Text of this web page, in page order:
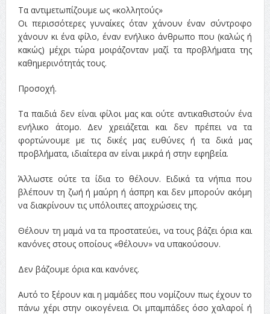
Τα αντιμετωπίζουμε ως «κολλητούς»
Οι περισσότερες γυναίκες όταν χάνουν έναν σύντροφο
χάνουν κι ένα φίλο, έναν ενήλικο άνθρωπο που (καλώς ή
κακώς) μέχρι τώρα μοιράζονταν μαζί τα προβλήματα της
καθημερινότητάς τους.
Προσοχή.
Τα παιδιά δεν είναι φίλοι μας και ούτε αντικαθιστούν ένα
ενήλικο άτομο. Δεν χρειάζεται και δεν πρέπει να τα
φορτώνουμε με τις δικές μας ευθύνες ή τα δικά μας
προβλήματα, ιδιαίτερα αν είναι μικρά ή στην εφηβεία.
Άλλωστε ούτε τα ίδια το θέλουν. Ειδικά τα νήπια που
βλέπουν τη ζωή ή μαύρη ή άσπρη και δεν μπορούν ακόμη
να διακρίνουν τις υπόλοιπες αποχρώσεις της.
Θέλουν τη μαμά να τα προστατεύει, να τους βάζει όρια και
κανόνες στους οποίους «θέλουν» να υπακούσουν.
Δεν βάζουμε όρια και κανόνες.
Αυτό το ξέρουν και η μαμάδες που νομίζουν πως έχουν το
πάνω χέρι στην οικογένεια. Οι μπαμπάδες όσο χαλαροί ή